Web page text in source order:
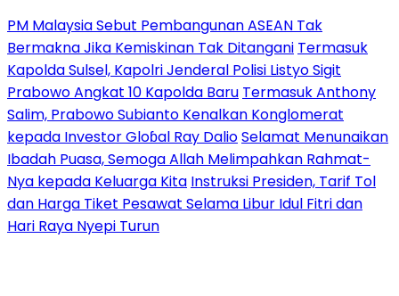
PM Malaysia Sebut Pembangunan ASEAN Tak
Bermakna Jika Kemiskinan Tak Ditangani Termasuk
Kapolda Sulsel, Kapolri Jenderal Polisi Listyo Sigit
Prabowo Angkat 10 Kapolda Baru Termasuk Anthony
Salim, Prabowo Subianto Kenalkan Konglomerat
kepada Investor Gloɓal Ray DalioSelamat Menunaikan
Ibadah Puasa, Semoga Allah Melimpahkan Rahmat-
Nya kepada Keluarga Kita Instruksi Presiden, Tarif Tol
dan Harga Tiket Pesawat Selama Libur Idul Fitri dan
Hari Raya Nyepi Turun